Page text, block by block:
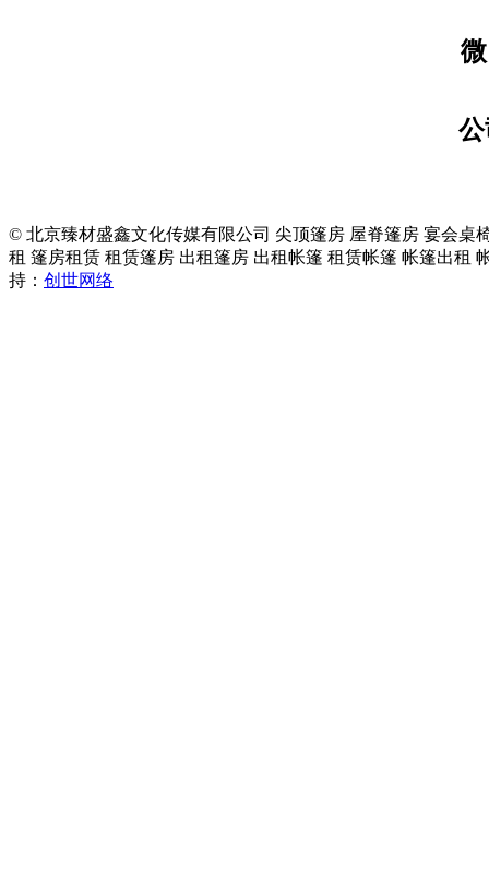
© 北京臻材盛鑫文化传媒有限公司 尖顶篷房 屋脊篷房 宴会桌
租 篷房租赁 租赁篷房 出租篷房 出租帐篷 租赁帐篷 帐篷出租
持： 创世网络